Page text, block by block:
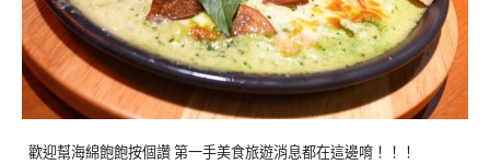
歡迎幫海綿飽飽按個讚 第一手美食旅遊消息都在這邊唷！！！